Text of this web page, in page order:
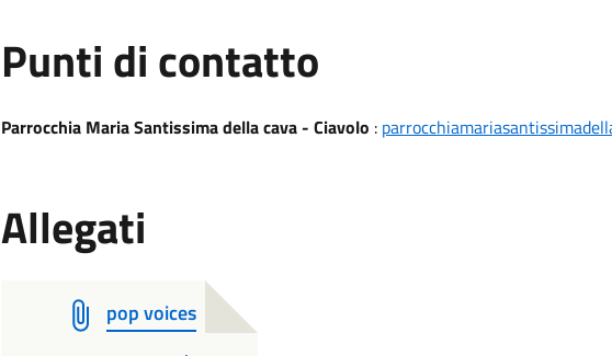
Punti di contatto
Parrocchia Maria Santissima della cava - Ciavolo :
Allegati
pop voices